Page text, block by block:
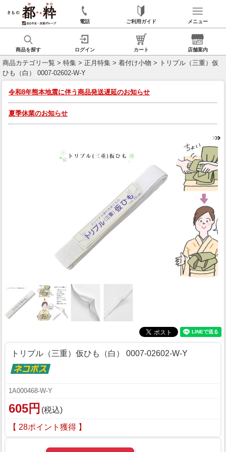
電話 ご利用ガイド メニュー
商品を探す ログイン カート 店舗案内
商品カテゴリ一覧 > 特集 > 正月特集 > 着付け小物 > トリプル（三重）仮
ひも（白） 0007-02602-W-Y
令和8年熊本地震に伴う商品発送遅延のお知らせ
夏季休業のお知らせ
トリプル（三重）仮ひも（白） 0007-02602-W-Y
1A000468-W-Y
605円 (税込)
【 28ポイント獲得 】